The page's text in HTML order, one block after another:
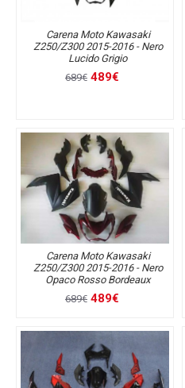
Carena Moto Kawasaki
Z250/Z300 2015-2016 - Nero
Lucido Grigio
689€ 489€
Carena Moto Kawasaki
Z250/Z300 2015-2016 - Nero
Opaco Rosso Bordeaux
689€ 489€